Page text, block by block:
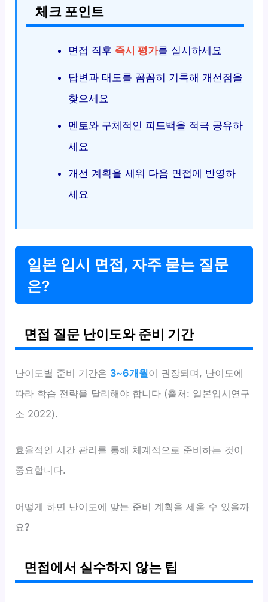
체크 포인트
면접 직후 즉시 평가를 실시하세요
답변과 태도를 꼼꼼히 기록해 개선점을
찾으세요
멘토와 구체적인 피드백을 적극 공유하
세요
개선 계획을 세워 다음 면접에 반영하
세요
일본 입시 면접, 자주 묻는 질문
은?
면접 질문 난이도와 준비 기간
난이도별 준비 기간은 3~6개월이 권장되며, 난이도에
따라 학습 전략을 달리해야 합니다 (출처: 일본입시연구
소 2022).
효율적인 시간 관리를 통해 체계적으로 준비하는 것이
중요합니다.
어떻게 하면 난이도에 맞는 준비 계획을 세울 수 있을까
요?
면접에서 실수하지 않는 팁